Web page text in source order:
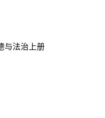
与法治上册